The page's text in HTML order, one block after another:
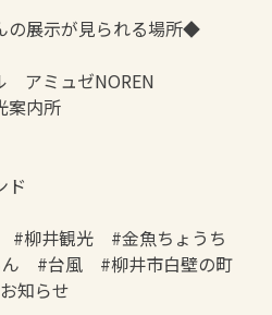
展示が見られる場所◆
アミュゼNOREN
案内所
ド
柳井観光 #金魚ちょうち
#台風 #柳井市白壁の町
知らせ